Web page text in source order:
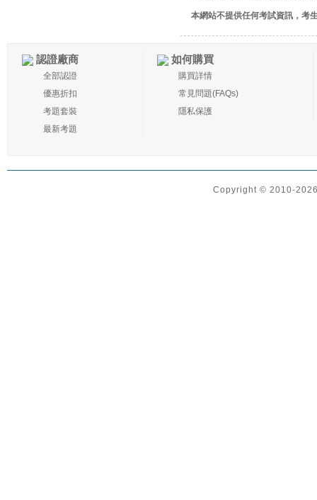
本網站不提供任何考試資訊，考
認證廠商
全部認證
優惠折扣
考題套裝
最新考題
如何購買
購買詳情
常見問題(FAQs)
隱私保護
Copyright © 2010-